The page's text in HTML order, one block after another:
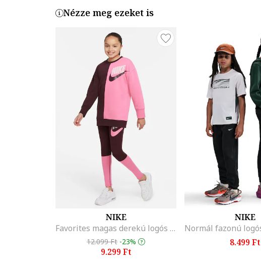
Nézze meg ezeket is
NIKE
Favorites magas derekú logós leggings
12.099 Ft -23%
9.299 Ft
NIKE
8.499 Ft